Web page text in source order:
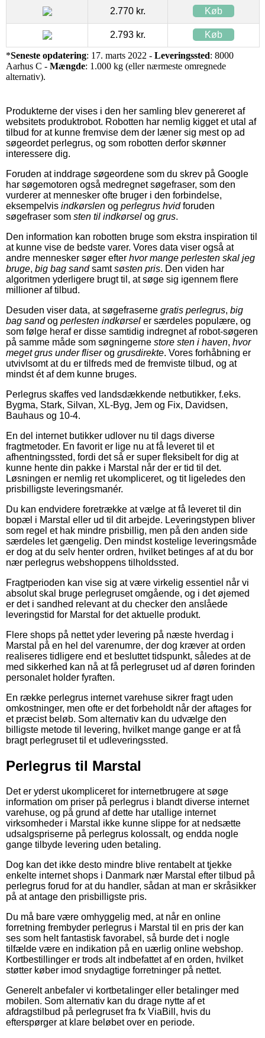
2.770 kr. Køb
2.793 kr. Køb
*Seneste opdatering: 17. marts 2022 - Leveringssted: 8000
Aarhus C - Mængde: 1.000 kg (eller nærmeste omregnede
alternativ).
Produkterne der vises i den her samling blev genereret af
websitets produktrobot. Robotten har nemlig kigget et utal af
tilbud for at kunne fremvise dem der læner sig mest op ad
søgeordet perlegrus, og som robotten derfor skønner
interessere dig.
Foruden at inddrage søgeordene som du skrev på Google
har søgemotoren også medregnet søgefraser, som den
vurderer at mennesker ofte bruger i den forbindelse,
eksempelvis indkørslen og perlegrus hvidforuden
søgefraser som sten til indkørsel og grus.
Den information kan robotten bruge som ekstra inspiration til
at kunne vise de bedste varer. Vores data viser også at
andre mennesker søger efter hvor mange perlesten skal jeg
bruge, big bag sandsamtsøsten pris. Den viden har
algoritmen yderligere brugt til, at søge sig igennem flere
millioner af tilbud.
Desuden viser data, at søgefraserne gratis perlegrus, big
bag sandog perlesten indkørsel er særdeles populære, og
som følge heraf er disse samtidig indregnet af robot-søgeren
på samme måde som søgningerne store sten i haven, hvor
meget grus under fliserog grusdirekte. Vores forhåbning er
utvivlsomt at du er tilfreds med de fremviste tilbud, og at
mindst ét af dem kunne bruges.
Perlegrus skaffes ved landsdækkende netbutikker, f.eks.
Bygma, Stark, Silvan, XL-Byg, Jem og Fix, Davidsen,
Bauhaus og 10-4.
En del internet butikker udlover nu til dags diverse
fragtmetoder. En favorit er lige nu at få leveret til et
afhentningssted, fordi det så er super fleksibelt for dig at
kunne hente din pakke i Marstal når der er tid til det.
Løsningen er nemlig ret ukompliceret, og tit ligeledes den
prisbilligste leveringsmanér.
Du kan endvidere foretrække at vælge at få leveret til din
bopæl i Marstal eller ud til dit arbejde. Leveringstypen bliver
som regel et hak mindre prisbillig, men på den anden side
særdeles let gængelig. Den mindst kostelige leveringsmåde
er dog at du selv henter ordren, hvilket betinges af at du bor
nær perlegrus webshoppens tilholdssted.
Fragtperioden kan vise sig at være virkelig essentiel når vi
absolut skal bruge perlegruset omgående, og i det øjemed
er det i sandhed relevant at du checker den anslåede
leveringstid for Marstal for det aktuelle produkt.
Flere shops på nettet yder levering på næste hverdag i
Marstal på en hel del varenumre, der dog kræver at orden
realiseres tidligere end et besluttet tidspunkt, således at de
med sikkerhed kan nå at få perlegruset ud af døren forinden
personalet holder fyraften.
En række perlegrus internet varehuse sikrer fragt uden
omkostninger, men ofte er det forbeholdt når der aftages for
et præcist beløb. Som alternativ kan du udvælge den
billigste metode til levering, hvilket mange gange er at få
bragt perlegruset til et udleveringssted.
Perlegrus til Marstal
Det er yderst ukompliceret for internetbrugere at søge
information om priser på perlegrus i blandt diverse internet
varehuse, og på grund af dette har utallige internet
virksomheder i Marstal ikke kunne slippe for at nedsætte
udsalgspriserne på perlegrus kolossalt, og endda nogle
gange tilbyde levering uden betaling.
Dog kan det ikke desto mindre blive rentabelt at tjekke
enkelte internet shops i Danmark nær Marstal efter tilbud på
perlegrus forud for at du handler, sådan at man er skråsikker
på at antage den prisbilligste pris.
Du må bare være omhyggelig med, at når en online
forretning frembyder perlegrus i Marstal til en pris der kan
ses som helt fantastisk favorabel, så burde det i nogle
tilfælde være en indikation på en uærlig online webshop.
Kortbestillinger er trods alt indbefattet af en orden, hvilket
støtter køber imod snydagtige forretninger på nettet.
Generelt anbefaler vi kortbetalinger eller betalinger med
mobilen. Som alternativ kan du drage nytte af et
afdragstilbud på perlegruset fra fx ViaBill, hvis du
efterspørger at klare beløbet over en periode.